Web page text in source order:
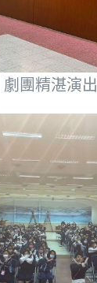
劇團精湛演出